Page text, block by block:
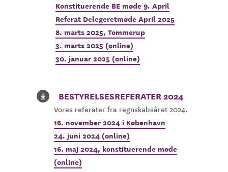
Konstituerende BE møde 9. April
Referat Delegeretmøde April 2025
8. marts 2025, Tommerup
3. marts 2025 (online)
30. januar 2025 (online)
BESTYRELSESREFERATER 2024
Vores referater fra regnskabsåret 2024.
16. november 2024 i København
24. juni 2024 (online)
16. maj 2024, konstituerende møde
(online)